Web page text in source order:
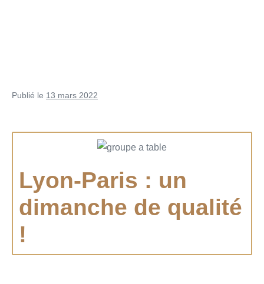
Publié le 13 mars 2022
Lyon-Paris : un
dimanche de qualité
!